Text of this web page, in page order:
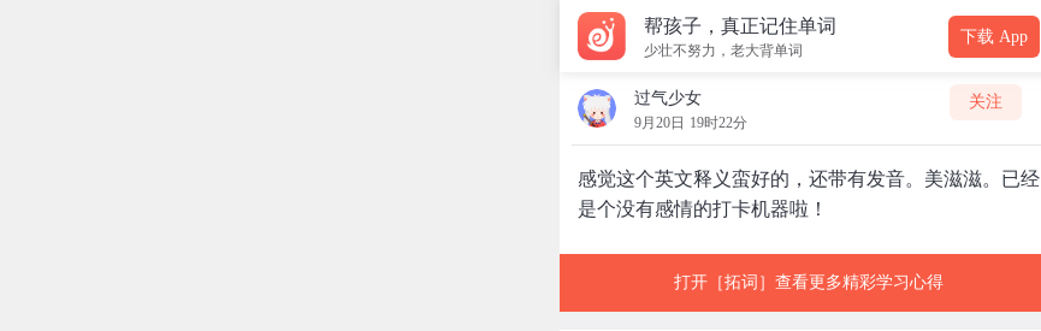
帮孩子，真正记住单词
少壮不努力，老大背单词
下载 App
过气少女
9月20日 19时22分
关注
感觉这个英文释义蛮好的，还带有发音。美滋滋。已经
是个没有感情的打卡机器啦！
打开［拓词］查看更多精彩学习心得